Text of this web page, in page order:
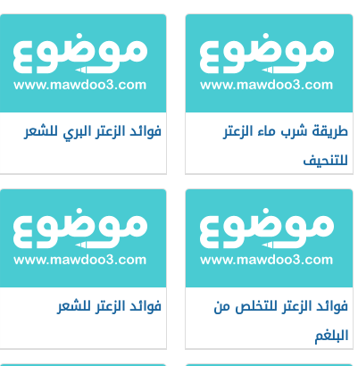
طريقة شرب ماء الزعتر
للتنحيف
فوائد الزعتر البري للشعر
فوائد الزعتر للتخلص من
البلغم
فوائد الزعتر للشعر